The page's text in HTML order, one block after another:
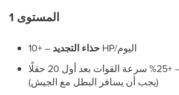
المستوى 1
حذاء التجديد – +10 HP/اليوم
– +25% سرعة القوات بعد أول 20 حقلًا
(يجب أن يسافر البطل مع الجيش)